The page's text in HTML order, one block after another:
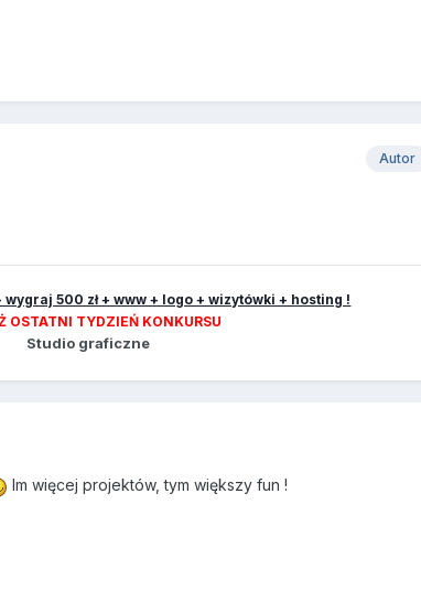
Autor
500 zł + www + logo + wizytówki + hosting !
OSTATNI TYDZIEŃ KONKURSU
Studio graficzne
Im więcej projektów, tym większy fun !